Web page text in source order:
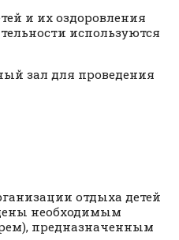
и их оздоровления
используются
зал для проведения
отдыха детей
необходимым
предназначенным